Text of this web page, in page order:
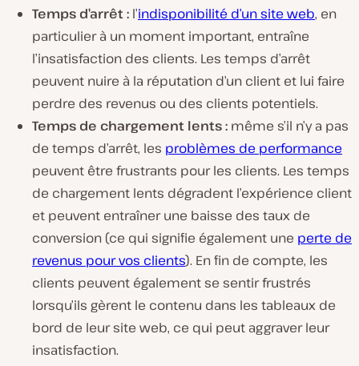
Temps d’arrêt : l’indisponibilité d’un site web, en
particulier à un moment important, entraîne
l’insatisfaction des clients. Les temps d’arrêt
peuvent nuire à la réputation d’un client et lui faire
perdre des revenus ou des clients potentiels.
Temps de chargement lents : même s’il n’y a pas
de temps d’arrêt, les problèmes de performance
peuvent être frustrants pour les clients. Les temps
de chargement lents dégradent l’expérience client
et peuvent entraîner une baisse des taux de
conversion (ce qui signifie également une perte de
revenus pour vos clients). En fin de compte, les
clients peuvent également se sentir frustrés
lorsqu’ils gèrent le contenu dans les tableaux de
bord de leur site web, ce qui peut aggraver leur
insatisfaction.